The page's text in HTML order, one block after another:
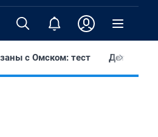
с Омском: тест Дети